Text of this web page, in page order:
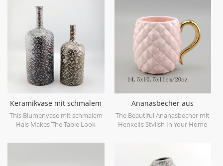
objects. Can be sold individually.
kann einzeln verkauft werden.
Keramikvase mit schmalem
Hals
This Blumenvase mit schmalem
Hals Makes The Table Look
Ananasbecher aus
goldfarbenem Keramik
The Beautiful Ananasbecher mit
HenkelIs Stylish In Your Home